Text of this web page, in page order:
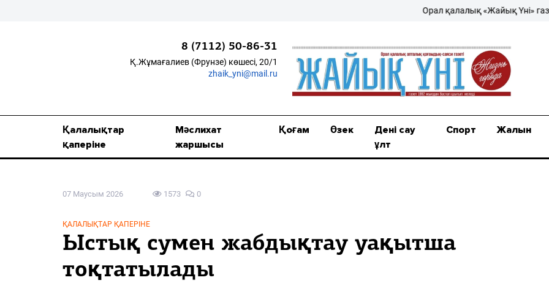
Мәслихат жаршысы
Дені сау ұлт
Орал қалалық «Жайық Үні» газеті –
8 (7112) 50-86-31
Қ.Жұмағалиев (Фрунзе) көшесі, 20/1
zhaik_yni@mail.ru
Қалалықтар
қаперіне
Мәслихат
жаршысы
Қоғам Өзек
Дені сау
ұлт
Спорт Жалын
07 Маусым 2026 1573 0
ҚАЛАЛЫҚТАР ҚАПЕРІНЕ
Ыстық сумен жабдықтау уақытша
тоқтатылады